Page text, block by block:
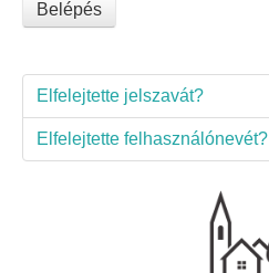
Látnivalók
Szállások
Református Egyház
Belépés
Elfelejtette jelszavát?
Elfelejtette felhasználónevét?